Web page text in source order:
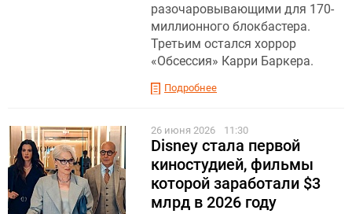
разочаровывающими для 170-
миллионного блокбастера.
Третьим остался хоррор
«Обсессия» Карри Баркера.
Подробнее
26 июня 2026 11:30
Disney стала первой
киностудией, фильмы
которой заработали $3
млрд в 2026 году